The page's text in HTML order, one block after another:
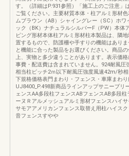
す。（詳細はP.931参照）「施工上のご注意」
ご覧ください。主要材質本体・柱アルミ形材
ムブラウン（AB）シャイングレー（SC）ホワ
ック（BK）ナチュラルシルバーF（PW）本体
ピング形材本体柱アルミ形材柱本製品は、隣
置するもので、防護柵や手すりの機能はあり
と機能に合った製品をお選びください。商品
上、実物と多少違うことがあります。表示価
事費・配送費は含まれていません。924耐風
相当柱ピッチ2ｍ以下耐風圧強度風速42m/秒
下規格価格表門まわり・フェンス・車庫まわり
UJ8400_P.498新商品ラインアップサニーブリ
ェンスAA多段柱フェンスABフェンスAB多段
ーヌＲアルメッシュアルミ形材フェンスハイサ
サモアアメリカンフェンス取替え用柱ハイス
音フェンスすやや